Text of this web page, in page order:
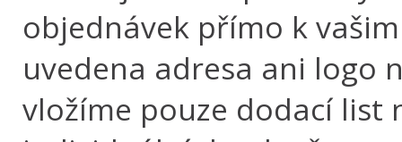
objednávek přímo k
uvedena adresa ani logo
vložíme pouze dodací list